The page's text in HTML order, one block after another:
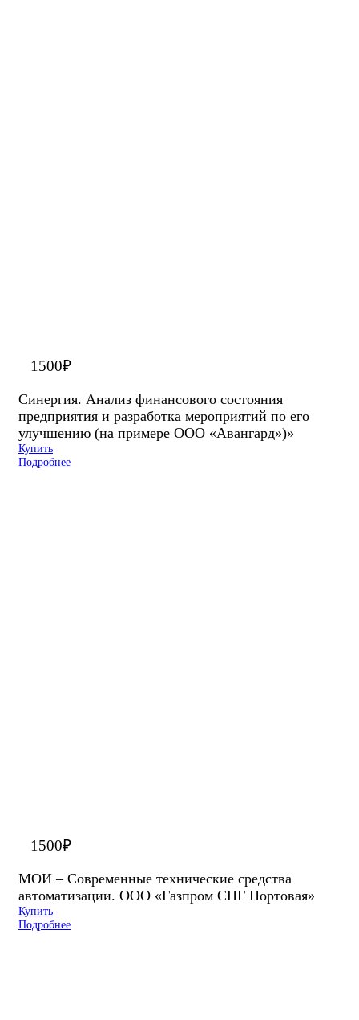
1500₽
Синергия. Анализ финансового состояния
предприятия и разработка мероприятий по его
улучшению (на примере ООО «Авангард»)»
Купить
Подробнее
1500₽
МОИ – Современные технические средства
автоматизации. ООО «Газпром СПГ Портовая»
Купить
Подробнее